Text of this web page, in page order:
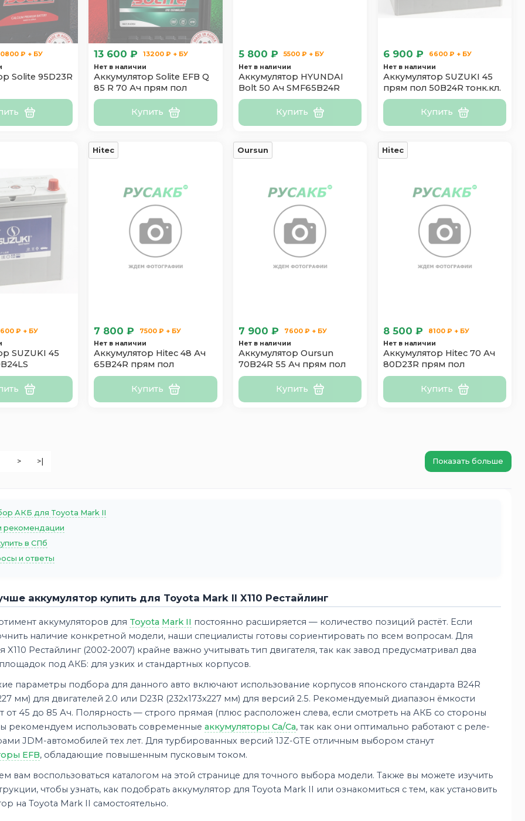
₽ + БУ
Solite 95D23R
13 600 ₽
13200 ₽ + БУ
Нет в наличии
Аккумулятор Solite EFB Q
85 R 70 Ач прям пол
Купить
5 800 ₽
5500 ₽ + БУ
Нет в наличии
Аккумулятор HYUNDAI
Bolt 50 Ач SMF65B24R
Купить
6 900 ₽
6600 ₽ + БУ
Нет в наличии
Аккумулятор SUZUKI 45
прям пол 50B24R тонк.кл.
Купить
₽ + БУ
SUZUKI 45
Hitec
7 800 ₽
7500 ₽ + БУ
Нет в наличии
Аккумулятор Hitec 48 Ач
65B24R прям пол
Купить
Oursun
7 900 ₽
7600 ₽ + БУ
Нет в наличии
Аккумулятор Oursun
70B24R 55 Ач прям пол
Купить
Hitec
8 500 ₽
8100 ₽ + БУ
Нет в наличии
Аккумулятор Hitec 70 Ач
80D23R прям пол
Купить
> >| Показать больше
АКБ для Toyota Mark II
рекомендации
в СПб
и ответы
аккумулятор купить для Toyota Mark II X110 Рестайлинг
аккумуляторов для Toyota Mark II постоянно расширяется — количество позиций растёт. Если
наличие конкретной модели, наши специалисты готовы сориентировать по всем вопросам. Для
X110 Рестайлинг (2002-2007) крайне важно учитывать тип двигателя, так как завод предусматривал два
под АКБ: для узких и стандартных корпусов.
параметры подбора для данного авто включают использование корпусов японского стандарта B24R
мм) для двигателей 2.0 или D23R (232x173x227 мм) для версий 2.5. Рекомендуемый диапазон ёмкости
от 45 до 85 Ач. Полярность — строго прямая (плюс расположен слева, если смотреть на АКБ со стороны
рекомендуем использовать современные аккумуляторы Ca/Ca, так как они оптимально работают с реле-
JDM-автомобилей тех лет. Для турбированных версий 1JZ-GTE отличным выбором станут
EFB, обладающие повышенным пусковым током.
вам воспользоваться каталогом на этой странице для точного выбора модели. Также вы можете изучить
чтобы узнать, как подобрать аккумулятор для Toyota Mark II или ознакомиться с тем, как установить
на Toyota Mark II самостоятельно.